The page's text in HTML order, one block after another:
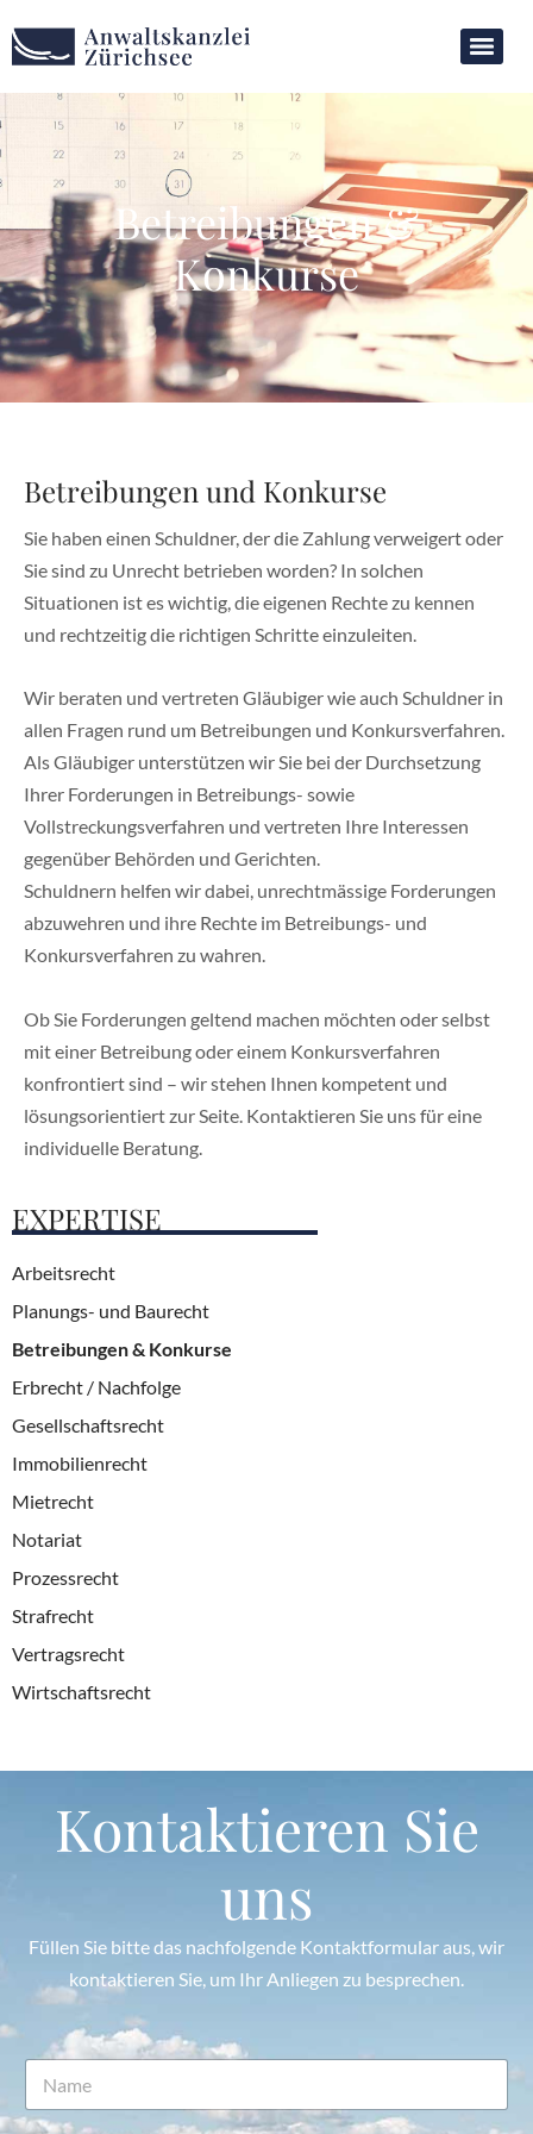
Betreibungen &
Konkurse
Betreibungen und Konkurse
Sie haben einen Schuldner, der die Zahlung verweigert oder
Sie sind zu Unrecht betrieben worden? In solchen
Situationen ist es wichtig, die eigenen Rechte zu kennen
und rechtzeitig die richtigen Schritte einzuleiten.
Wir beraten und vertreten Gläubiger wie auch Schuldner in
allen Fragen rund um Betreibungen und Konkursverfahren.
Als Gläubiger unterstützen wir Sie bei der Durchsetzung
Ihrer Forderungen in Betreibungs- sowie
Vollstreckungsverfahren und vertreten Ihre Interessen
gegenüber Behörden und Gerichten.
Schuldnern helfen wir dabei, unrechtmässige Forderungen
abzuwehren und ihre Rechte im Betreibungs- und
Konkursverfahren zu wahren.
Ob Sie Forderungen geltend machen möchten oder selbst
mit einer Betreibung oder einem Konkursverfahren
konfrontiert sind – wir stehen Ihnen kompetent und
lösungsorientiert zur Seite. Kontaktieren Sie uns für eine
individuelle Beratung.
EXPERTISE
Arbeitsrecht
Planungs- und Baurecht
Betreibungen & Konkurse
Erbrecht / Nachfolge
Gesellschaftsrecht
Immobilienrecht
Mietrecht
Notariat
Prozessrecht
Strafrecht
Vertragsrecht
Wirtschaftsrecht
Kontaktieren Sie
uns
Füllen Sie bitte das nachfolgende Kontaktformular aus, wir
kontaktieren Sie, um Ihr Anliegen zu besprechen.
N
m